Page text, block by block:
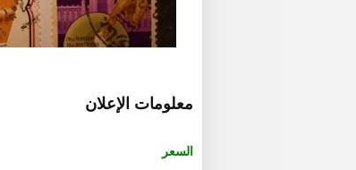
معلومات الإعلان
السعر